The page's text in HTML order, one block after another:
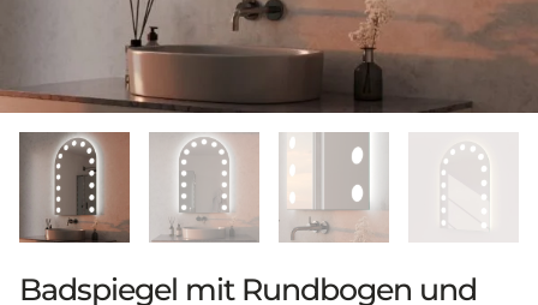
Badspiegel mit Rundbogen und